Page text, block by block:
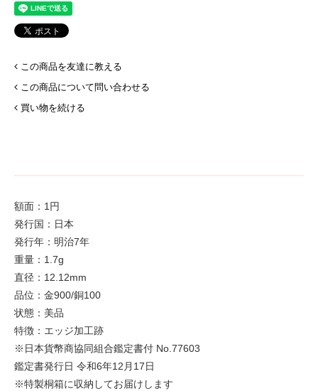
この商品を友達に教える
この商品について問い合わせる
買い物を続ける
額面：1円
発行国：日本
発行年：明治7年
重量：1.7g
直径：12.12mm
品位：金900/銅100
状態：美品
特徴：エッジ加工跡
※日本貨幣商協同組合鑑定書付 No.77603
鑑定書発行日 令和6年12月17日
※特製桐箱に収納してお届けします